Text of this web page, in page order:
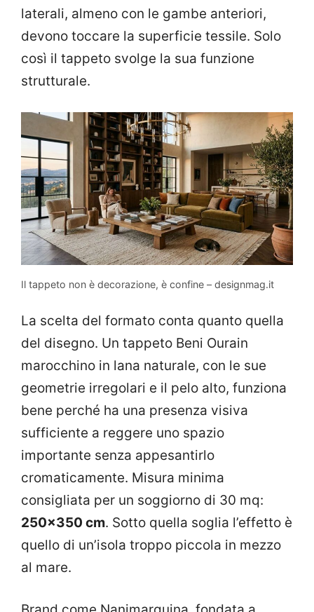
laterali, almeno con le gambe anteriori,
devono toccare la superficie tessile. Solo
così il tappeto svolge la sua funzione
strutturale.
Il tappeto non è decorazione, è confine – designmag.it
La scelta del formato conta quanto quella
del disegno. Un tappeto Beni Ourain
marocchino in lana naturale, con le sue
geometrie irregolari e il pelo alto, funziona
bene perché ha una presenza visiva
sufficiente a reggere uno spazio
importante senza appesantirlo
cromaticamente. Misura minima
consigliata per un soggiorno di 30 mq:
250×350 cm. Sotto quella soglia l’effetto è
quello di un’isola troppo piccola in mezzo
al mare.